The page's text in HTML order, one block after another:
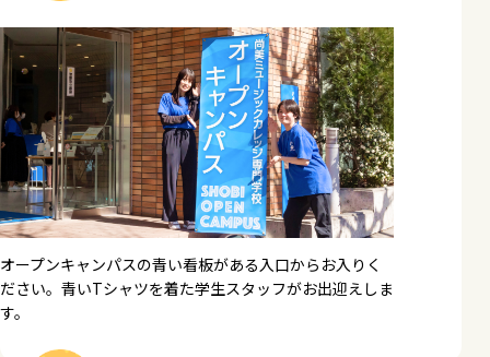
オープンキャンパスの青い看板がある入口からお入りく
ださい。青いTシャツを着た学生スタッフがお出迎えしま
す。